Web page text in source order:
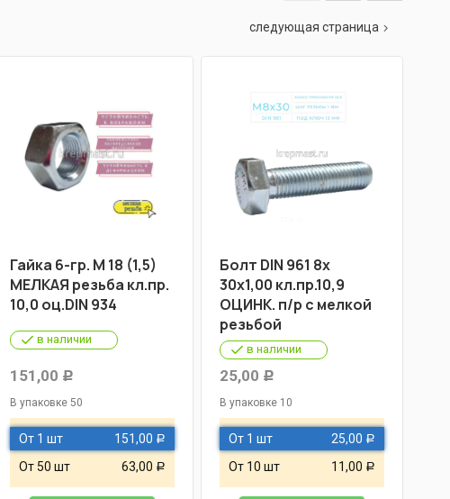
следующая страница
Гайка 6-гр. М 18 (1,5)
МЕЛКАЯ резьба кл.пр.
10,0 оц.DIN 934
в наличии
151,00 Р
В упаковке 50
От 1 шт 151,00 Р
От 50 шт 63,00 Р
Болт DIN 961 8х
30х1,00 кл.пр.10,9
ОЦИНК. п/р с мелкой
резьбой
в наличии
25,00 Р
В упаковке 10
От 1 шт 25,00 Р
От 10 шт 11,00 Р